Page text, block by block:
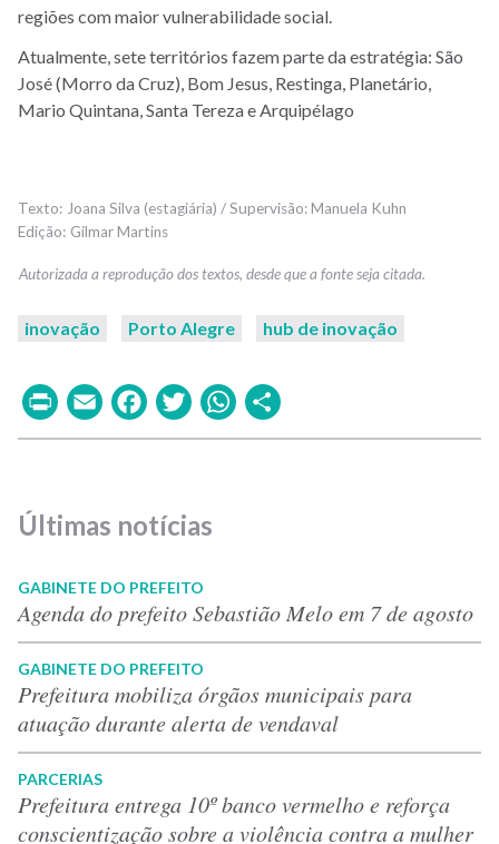
regiões com maior vulnerabilidade social.
Atualmente, sete territórios fazem parte da estratégia: São
José (Morro da Cruz), Bom Jesus, Restinga, Planetário,
Mario Quintana, Santa Tereza e Arquipélago
Joana Silva (estagiária) / Supervisão: Manuela Kuhn
Gilmar Martins
inovação Porto Alegre hub de inovação
PrintEmailFacebook
TwitterWhatsApp
Últimas notícias
GABINETE DO PREFEITO
Agenda do prefeito Sebastião Melo em 7 de agosto
GABINETE DO PREFEITO
Prefeitura mobiliza órgãos municipais para
atuação durante alerta de vendaval
PARCERIAS
Prefeitura entrega 10º banco vermelho e reforça
conscientização sobre a violência contra a mulher